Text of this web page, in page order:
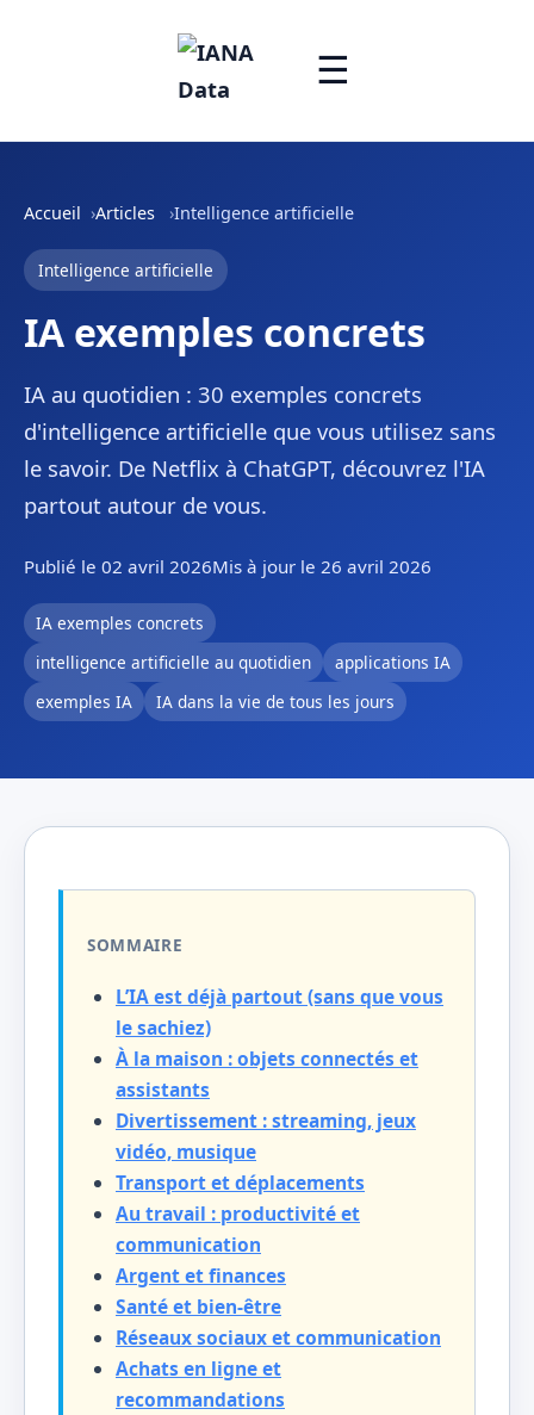
☰
Accueil Articles Intelligence artificielle
Intelligence artificielle
IA exemples concrets
IA au quotidien : 30 exemples concrets
d'intelligence artificielle que vous utilisez sans
le savoir. De Netflix à ChatGPT, découvrez l'IA
partout autour de vous.
Publié le 02 avril 2026Mis à jour le 26 avril 2026
IA exemples concrets
intelligence artificielle au quotidien
applications IA
exemples IA
IA dans la vie de tous les jours
SOMMAIRE
L’IA est déjà partout (sans que vous
le sachiez)
À la maison : objets connectés et
assistants
Divertissement : streaming, jeux
vidéo, musique
Transport et déplacements
Au travail : productivité et
communication
Argent et finances
Santé et bien-être
Réseaux sociaux et communication
Achats en ligne et
recommandations